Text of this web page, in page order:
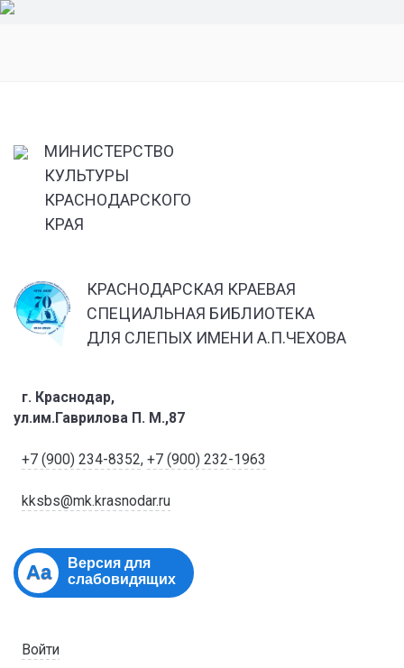
МИНИСТЕРСТВО
КУЛЬТУРЫ
КРАСНОДАРСКОГО
КРАЯ
КРАСНОДАРСКАЯ КРАЕВАЯ
СПЕЦИАЛЬНАЯ БИБЛИОТЕКА
ДЛЯ СЛЕПЫХ ИМЕНИ А.П.ЧЕХОВА
г. Краснодар,
ул.им.Гаврилова П. М.,87
+7 (900) 234-8352, +7 (900) 232-1963
kksbs@mk.krasnodar.ru
Aa
Версия для
слабовидящих
Войти